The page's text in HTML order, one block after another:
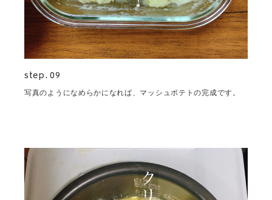
step. 09
写真のようになめらかになれば、マッシュポテトの完成です。